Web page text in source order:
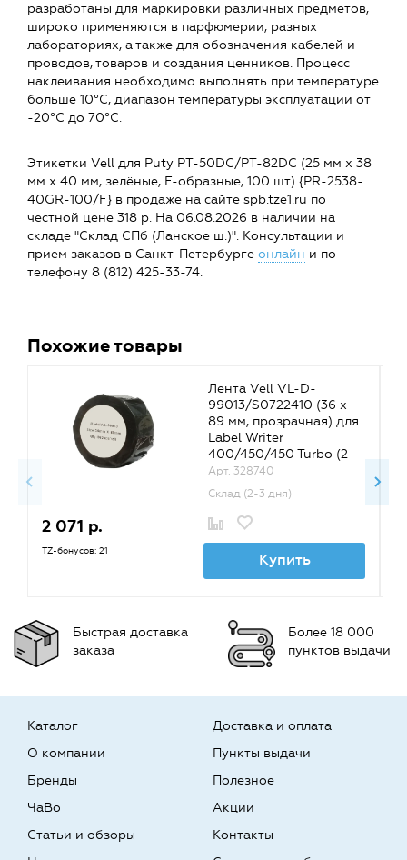
разработаны для маркировки различных предметов,
широко применяются в парфюмерии, разных
лабораториях, а также для обозначения кабелей и
проводов, товаров и создания ценников. Процесс
наклеивания необходимо выполнять при температуре
больше 10°C, диапазон температуры эксплуатации от
-20°C до 70°C.
Этикетки Vell для Puty PT-50DC/PT-82DC (25 мм х 38
мм х 40 мм, зелёные, F-образные, 100 шт) {PR-2538-
40GR-100/F} в продаже на сайте spb.tze1.ru по
честной цене 318 р. На 06.08.2026 в наличии на
складе "Склад СПб (Ланское ш.)". Консультации и
прием заказов в Санкт-Петербурге онлайн и по
телефону 8 (812) 425-33-74.
Похожие товары
Лента Vell VL-D-
99013/S0722410 (36 х
89 мм, прозрачная) для
Label Writer
400/450/450 Turbo (2
рулона по 260 шт.)
Арт. 328740
Склад (2-3 дня)
2 071 р.
TZ-бонусов: 21 Купить
Быстрая доставка
заказа
Более 18 000
пунктов выдачи
Каталог
О компании
Бренды
Доставка и оплата
Пункты выдачи
Полезное
ЧаВо
Статьи и обзоры
Акции
Контакты